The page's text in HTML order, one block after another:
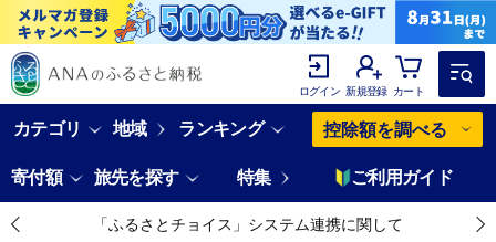
ログイン 新規登録 カート
カテゴリ 地域 ランキング 控除額を調べる
寄付額 旅先を探す 特集 ご利用ガイド
「ふるさとチョイス」システム連携に関して